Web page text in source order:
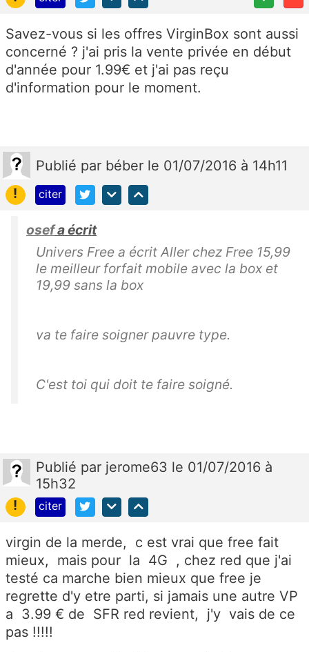
Savez-vous si les offres VirginBox sont aussi
concerné ? j'ai pris la vente privée en début
d'année pour 1.99€ et j'ai pas reçu
d'information pour le moment.
Publié par béber le 01/07/2016 à 14h11
!
citer
osefa écrit
Univers Free a écrit Aller chez Free 15,99
le meilleur forfait mobile avec la box et
19,99 sans la box
va te faire soigner pauvre type.
C'est toi qui doit te faire soigné.
Publié par jerome63 le 01/07/2016 à
15h32
!
citer
virgin de la merde, c est vrai que free fait
mieux, mais pour la 4G , chez red que j'ai
testé ca marche bien mieux que free je
regrette d'y etre parti, si jamais une autre VP
a 3.99 € de SFR red revient, j'y vais de ce
pas !!!!!